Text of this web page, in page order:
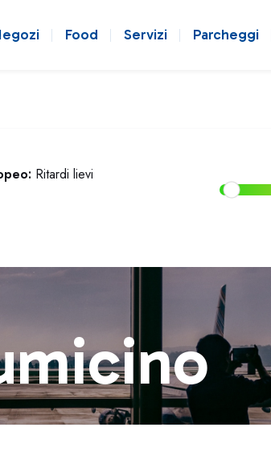
Food Servizi Parcheggi
Ritardi lievi